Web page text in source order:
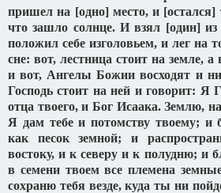
пришел на [одно] место, и [остался]
что зашло солнце. И взял [один] из
положил себе изголовьем, и лег на
сне: вот, лестница стоит на земле, а
и вот, Ангелы Божии восходят и
Господь стоит на ней и говорит: Я
отца твоего, и Бог Исаака. Землю,
Я дам тебе и потомству твоему; и
как песок земной; и
востоку, и к северу и к полудню; и
в семени твоем все племена
сохраню тебя везде, куда ты ни